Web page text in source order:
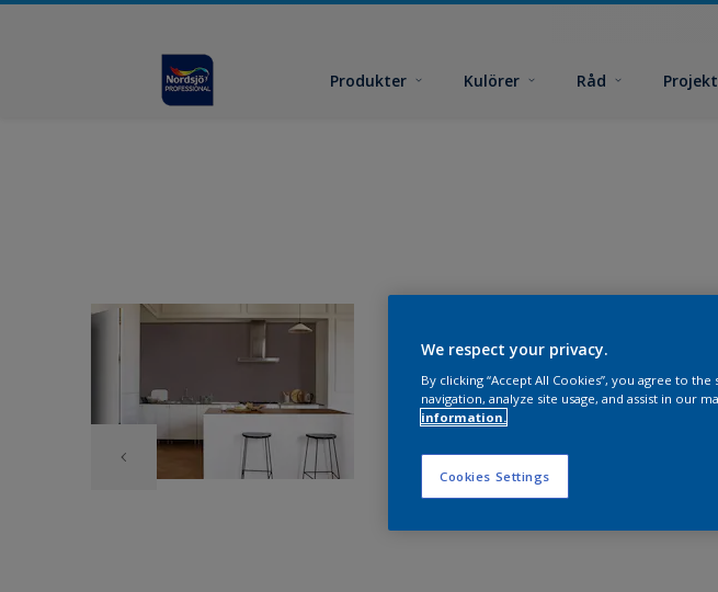
Produkter Kulörer Råd Projekt
We respect your privacy.
By clicking “Accept All Cookies”, you agree to
navigation, analyze site usage, and assist in our
information.
Cookies Settings